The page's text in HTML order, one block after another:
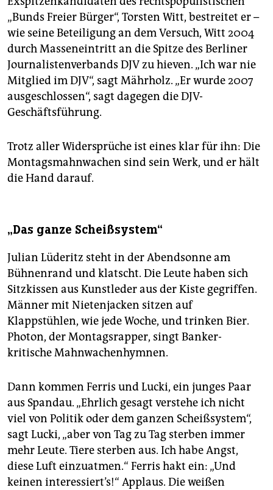
„Bunds Freier Bürger“, Torsten Witt, bestreitet er –
wie seine Beteiligung an dem Versuch, Witt 2004
durch Masseneintritt an die Spitze des Berliner
Journalistenverbands DJV zu hieven. „Ich war nie
Mitglied im DJV“, sagt Mährholz. „Er wurde 2007
ausgeschlossen“, sagt dagegen die DJV-
Geschäftsführung.
Trotz aller Widersprüche ist eines klar für ihn: Die
Montagsmahnwachen sind sein Werk, und er hält
die Hand darauf.
„Das ganze Scheißsystem“
Julian Lüderitz steht in der Abendsonne am
Bühnenrand und klatscht. Die Leute haben sich
Sitzkissen aus Kunstleder aus der Kiste gegriffen.
Männer mit Nietenjacken sitzen auf
Klappstühlen, wie jede Woche, und trinken Bier.
Photon, der Montagsrapper, singt Banker-
kritische Mahnwachenhymnen.
Dann kommen Ferris und Lucki, ein junges Paar
aus Spandau. „Ehrlich gesagt verstehe ich nicht
viel von Politik oder dem ganzen Scheißsystem“,
sagt Lucki, „aber von Tag zu Tag sterben immer
mehr Leute. Tiere sterben aus. Ich habe Angst,
diese Luft einzuatmen.“ Ferris hakt ein: „Und
keinen interessiert’s!“ Applaus. Die weißen